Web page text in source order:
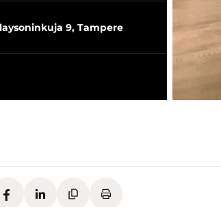
9, Tampere